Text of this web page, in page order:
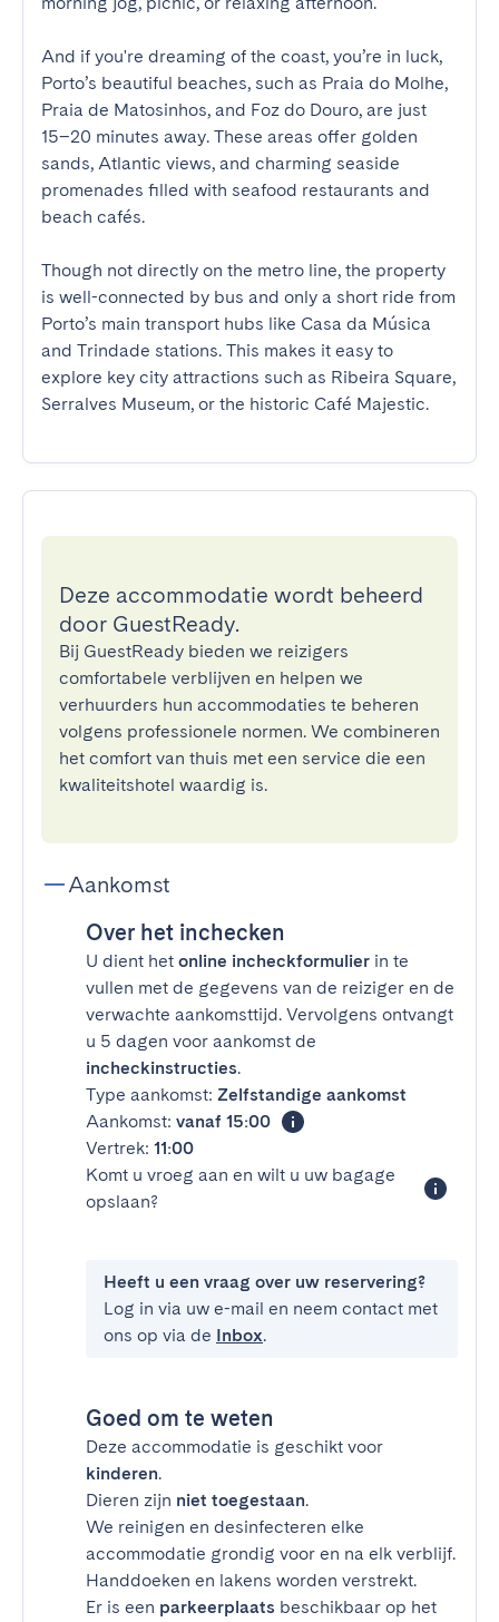
And if you're dreaming of the coast, you’re in luck,
Porto’s beautiful beaches, such as Praia do Molhe,
Praia de Matosinhos, and Foz do Douro, are just
15–20 minutes away. These areas offer golden
sands, Atlantic views, and charming seaside
promenades filled with seafood restaurants and
beach cafés.
Though not directly on the metro line, the property
is well-connected by bus and only a short ride from
Porto’s main transport hubs like Casa da Música
and Trindade stations. This makes it easy to
explore key city attractions such as Ribeira Square,
Serralves Museum, or the historic Café Majestic.
Deze accommodatie wordt beheerd
door GuestReady.
Bij GuestReady bieden we reizigers
comfortabele verblijven en helpen we
verhuurders hun accommodaties te beheren
volgens professionele normen. We combineren
het comfort van thuis met een service die een
kwaliteitshotel waardig is.
Aankomst
Over het inchecken
U dient het online incheckformulier in te
vullen met de gegevens van de reiziger en de
verwachte aankomsttijd. Vervolgens ontvangt
u 5 dagen voor aankomst de
incheckinstructies.
Type aankomst: Zelfstandige aankomst
Aankomst: vanaf 15:00
Vertrek: 11:00
Komt u vroeg aan en wilt u uw bagage
opslaan?
Heeft u een vraag over uw reservering?
Log in via uw e-mail en neem contact met
ons op via de Inbox.
Goed om te weten
Deze accommodatie is geschikt voor
kinderen.
Dieren zijn niet toegestaan.
We reinigen en desinfecteren elke
accommodatie grondig voor en na elk verblijf.
Handdoeken en lakens worden verstrekt.
Er is een parkeerplaats beschikbaar op het